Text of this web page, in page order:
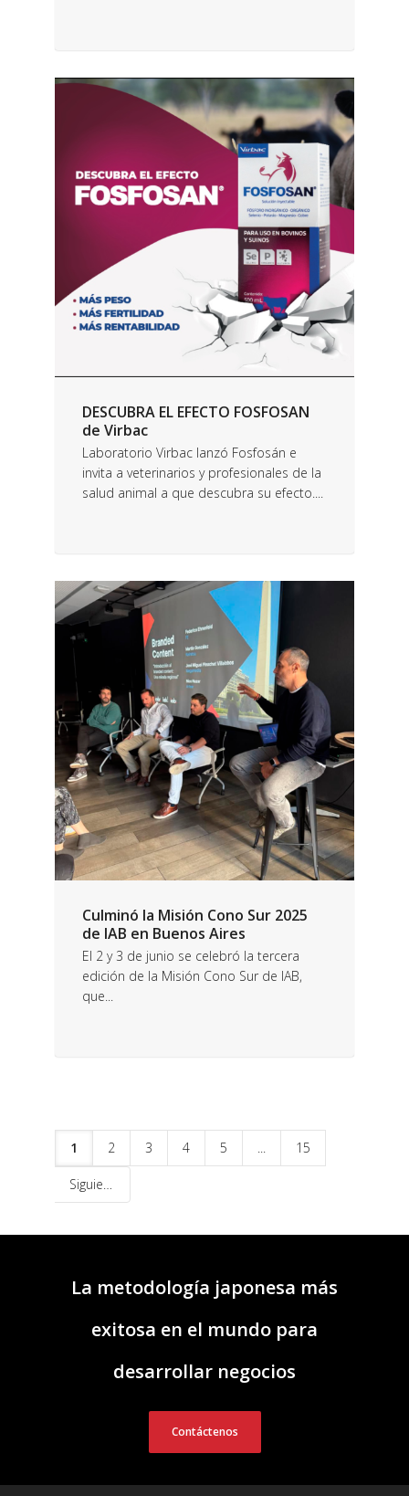
DESCUBRA EL EFECTO FOSFOSAN
de Virbac
Laboratorio Virbac lanzó Fosfosán e
invita a veterinarios y profesionales de la
salud animal a que descubra su efecto....
Culminó la Misión Cono Sur 2025
de IAB en Buenos Aires
El 2 y 3 de junio se celebró la tercera
edición de la Misión Cono Sur de IAB,
que...
1 2 3 4 5 15
La metodología japonesa más
exitosa en el mundo para
desarrollar negocios
Contáctenos